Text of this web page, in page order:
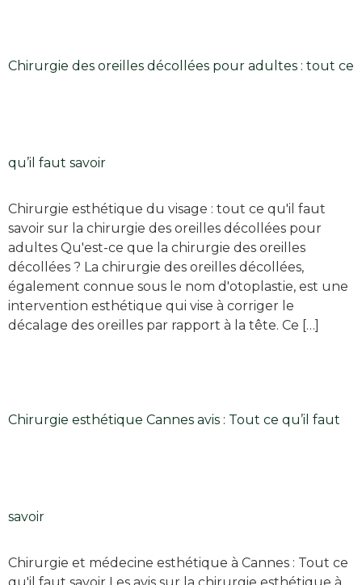
Chirurgie des oreilles décollées pour adultes : tout ce
qu’il faut savoir
Chirurgie esthétique du visage : tout ce qu'il faut
savoir sur la chirurgie des oreilles décollées pour
adultes Qu'est-ce que la chirurgie des oreilles
décollées ? La chirurgie des oreilles décollées,
également connue sous le nom d'otoplastie, est une
intervention esthétique qui vise à corriger le
décalage des oreilles par rapport à la tête. Ce […]
Chirurgie esthétique Cannes avis : Tout ce qu’il faut
savoir
Chirurgie et médecine esthétique à Cannes : Tout ce